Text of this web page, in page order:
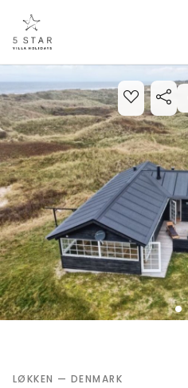
LØKKEN — DENMARK